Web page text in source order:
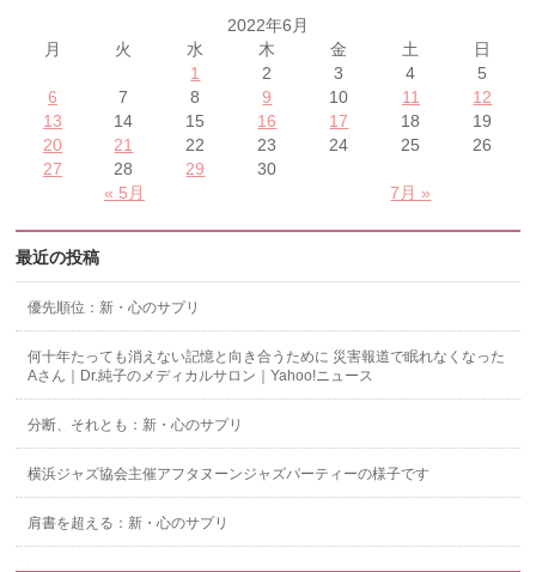
2022年6月
月
火 水 木 金 土 日
« 5月 7月 »
1 2 3 4
5
6
7 8 9 10 11
12
13
14 15 16 17 18
19
20
21 22 23 24 25
26
27
28 29 30
最近の投稿
優先順位：新・心のサプリ
何十年たっても消えない記憶と向き合うために 災害報道で眠れなくなった
Aさん｜Dr.純子のメディカルサロン｜Yahoo!ニュース
分断、それとも：新・心のサプリ
横浜ジャズ協会主催アフタヌーンジャズパーティーの様子です
肩書を超える：新・心のサプリ